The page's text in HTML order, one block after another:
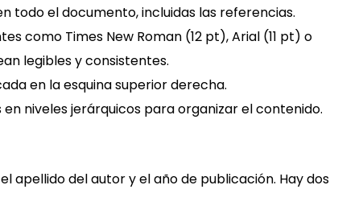
todo el documento, incluidas las referencias.
como Times New Roman (12 pt), Arial (11 pt) o
legibles y consistentes.
en la esquina superior derecha.
niveles jerárquicos para organizar el contenido.
apellido del autor y el año de publicación. Hay dos